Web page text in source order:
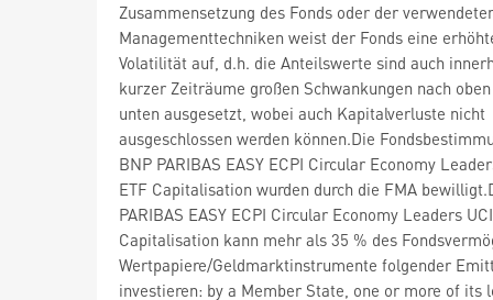
Zusammensetzung des Fonds oder der
Managementtechniken weist der Fonds eine
Volatilität auf, d.h. die Anteilswerte sind auch
kurzer Zeiträume großen Schwankungen nach
unten ausgesetzt, wobei auch Kapitalverluste nicht
ausgeschlossen werden können.Die
BNP PARIBAS EASY ECPI Circular Economy
ETF Capitalisation wurden durch die FMA
PARIBAS EASY ECPI Circular Economy Leaders
Capitalisation kann mehr als 35 % des
Wertpapiere/Geldmarktinstrumente folgender
investieren: by a Member State, one or more of its